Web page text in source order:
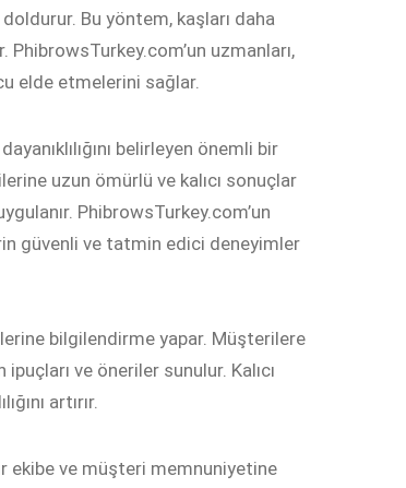
Bu yöntem, kaşları daha
uzmanları,
elde etmelerini sağlar.
belirleyen önemli bir
uzun ömürlü ve kalıcı sonuçlar
PhibrowsTurkey.com’un
güvenli ve tatmin edici deneyimler
bilgilendirme yapar. Müşterilere
ve öneriler sunulur. Kalıcı
artırır.
ekibe ve müşteri memnuniyetine